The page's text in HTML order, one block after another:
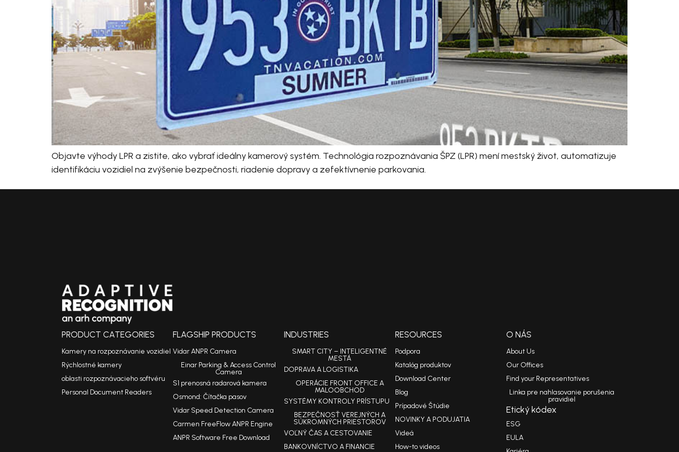
Objavte výhody LPR a zistite, ako vybrať ideálny kamerový systém. Technológia rozpoznávania ŠPZ (LPR) mení mestský život, automatizuje
identifikáciu vozidiel na zvýšenie bezpečnosti, riadenie dopravy a zefektívnenie parkovania.
PRODUCT CATEGORIES
Kamery na rozpoznávanie vozidiel
Rýchlostné kamery
oblasti rozpoznávacieho softvéru
Personal Document Readers
FLAGSHIP PRODUCTS
Vidar ANPR Camera
Einar Parking & Access Control
Camera
S1 prenosná radarová kamera
Osmond: Čítačka pasov
Vidar Speed Detection Camera
Carmen FreeFlow ANPR Engine
ANPR Software Free Download
INDUSTRIES
SMART CITY – INTELIGENTNÉ
MESTÁ
DOPRAVA A LOGISTIKA
OPERÁCIE FRONT OFFICE A
MALOOBCHOD
SYSTÉMY KONTROLY PRÍSTUPU
BEZPEČNOSŤ VEREJNÝCH A
SÚKROMNÝCH PRIESTOROV
VOĽNÝ ČAS A CESTOVANIE
BANKOVNÍCTVO A FINANCIE
RESOURCES
Podpora
Katalóg produktov
Download Center
Blog
Prípadové Štúdie
NOVINKY A PODUJATIA
Videá
How-to videos
O NÁS
About Us
Our Offices
Find your Representatives
Linka pre nahlasovanie porušenia
pravidiel
Etický kódex
ESG
EULA